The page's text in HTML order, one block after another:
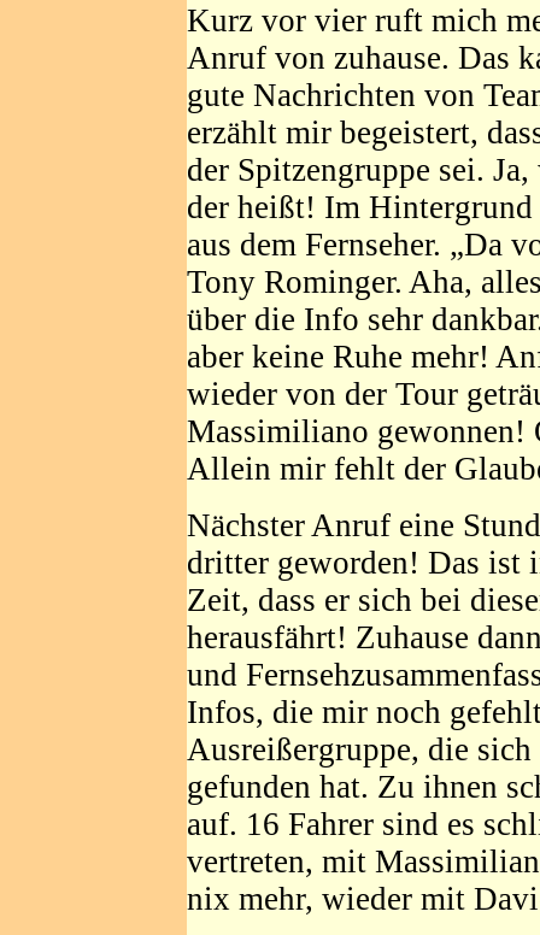
Kurz vor vier ruft mich
Anruf von zuhause. Das
gute Nachrichten von
erzählt mir begeistert,
der Spitzengruppe sei.
der heißt! Im
aus dem Fernseher. „Da
Tony Rominger. Aha,
über die Info sehr
aber keine Ruhe mehr!
wieder von der Tour
Massimiliano gewonnen!
Allein mir fehlt der
Nächster Anruf eine
dritter geworden! Das ist
Zeit, dass er sich bei
herausfährt! Zuhause
und
Infos, die mir noch
Ausreißergruppe, die
gefunden hat. Zu ihnen
auf. 16 Fahrer sind es
vertreten, mit
nix mehr, wieder mit